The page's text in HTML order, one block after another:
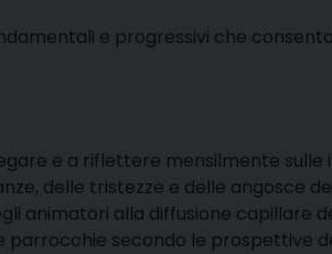
e progressivi che
e a riflettere mensilmente
delle tristezze e delle angosce
animatori alla diffusione capillare
secondo le prospettive